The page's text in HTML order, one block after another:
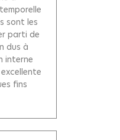
sont les
parti de
dus à
interne
fins